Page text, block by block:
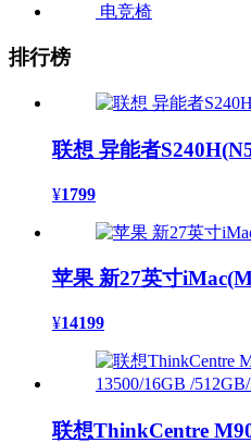
电竞椅
排行榜
联想 异能者
¥1799
苹果 新27英寸
¥14199
联想ThinkCentre